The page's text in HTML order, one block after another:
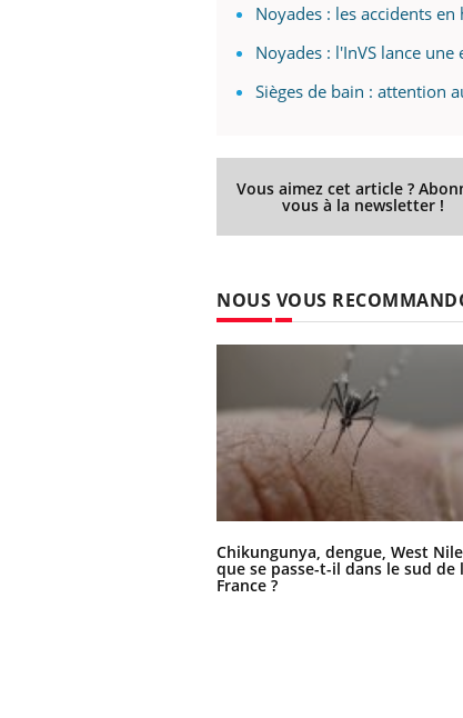
Noyades : les accidents en
Noyades : l'InVS lance
Sièges de bain : attention
Vous aimez cet article ?
vous à la newsletter !
NOUS VOUS
Chikungunya, dengue, West
que se passe-t-il dans le sud de
France ?